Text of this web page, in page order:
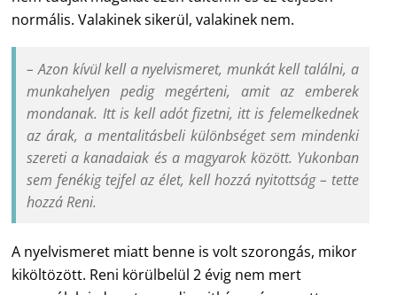
normális. Valakinek sikerül, valakinek nem.
– Azon kívül kell a nyelvismeret, munkát kell találni, a
munkahelyen pedig megérteni, amit az emberek
mondanak. Itt is kell adót fizetni, itt is felemelkednek
az árak, a mentalitásbeli különbséget sem mindenki
szereti a kanadaiak és a magyarok között. Yukonban
sem fenékig tejfel az élet, kell hozzá nyitottság – tette
hozzá Reni.
A nyelvismeret miatt benne is volt szorongás, mikor
kiköltözött. Reni körülbelül 2 évig nem mert